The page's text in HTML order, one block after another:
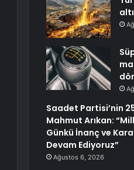
Saadet Partisi’nin
Mahmut Arıkan:
Günkü İnanç ve
Devam Ediyoruz”
Ağustos 6, 2026